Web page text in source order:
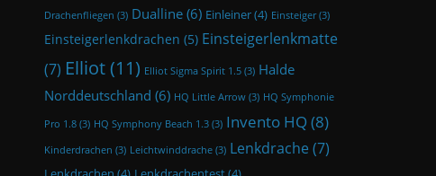
Drachenfliegen (3) Dualline(6) Einleiner(4) Einsteiger(3)
Einsteigerlenkdrachen (5) Einsteigerlenkmatte
(7) Elliot(11) Elliot Sigma Spirit 1.5 (3) Halde
Norddeutschland (6) HQ Little Arrow (3) HQ Symphonie
Pro 1.8 (3) HQ Symphony Beach 1.3 (3) Invento HQ(8)
Kinderdrachen (3) Leichtwinddrache (3) Lenkdrache (7)